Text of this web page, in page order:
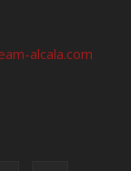
alcala.com